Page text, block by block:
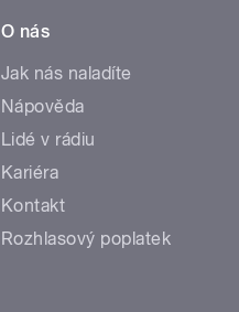
O nás
Jak nás naladíte
Nápověda
Lidé v rádiu
Kariéra
Kontakt
Rozhlasový poplatek